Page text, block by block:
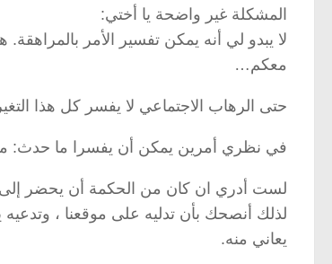
المشكلة غير واضحة يا أختي:
لا يبدو لي أنه يمكن تفسير الأمر
معكم…
حتى الرهاب الاجتماعي لا يفسر كل هذا
في نظري أمرين يمكن أن يفسرا ما حدث:
لست أدري ان كان من الحكمة أن يحضر إلى
لذلك أنصحك بأن تدليه على موقعنا ،
يعاني منه.